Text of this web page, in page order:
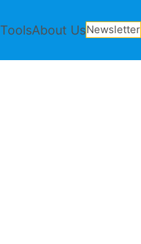
ToolsAbout UsNewsletter